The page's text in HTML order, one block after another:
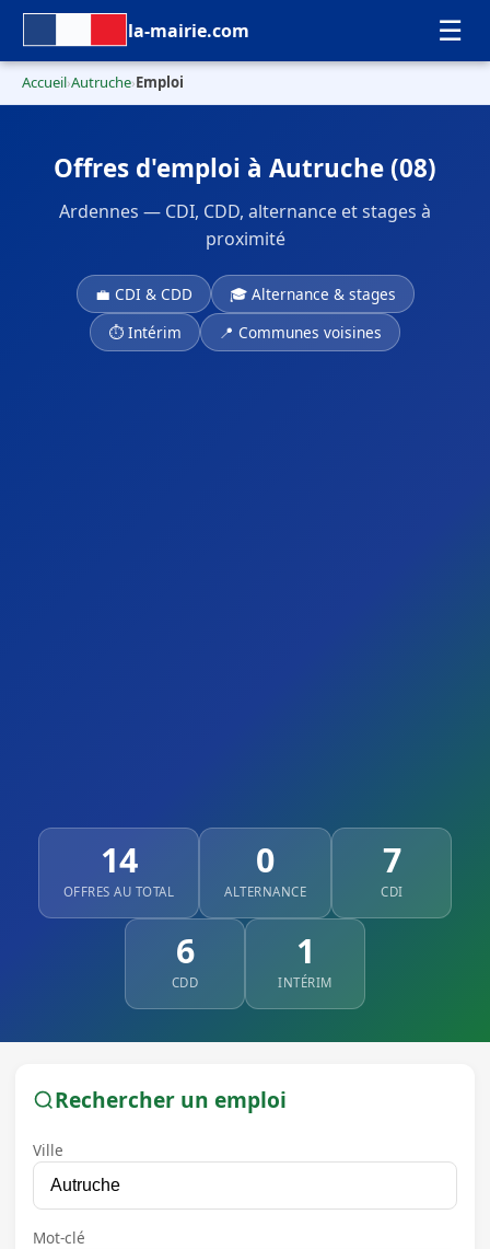
la-mairie.com ☰
Accueil›Autruche›Emploi
Offres d'emploi à Autruche (08)
Ardennes — CDI, CDD, alternance et stages à
proximité
💼 CDI & CDD
🎓 Alternance & stages
⏱ Intérim
📍 Communes voisines
14
OFFRES AU TOTAL
0
ALTERNANCE
7
CDI
6
CDD
1
INTÉRIM
Rechercher un emploi
Ville
Mot-clé